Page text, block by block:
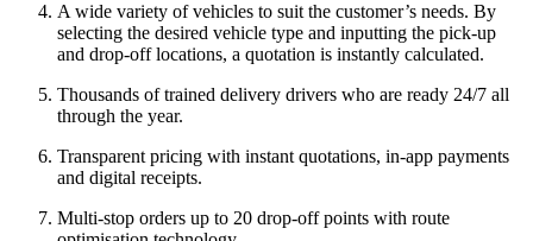
A wide variety of vehicles to suit the customer’s needs. By
selecting the desired vehicle type and inputting the pick-up
and drop-off locations, a quotation is instantly calculated.
Thousands of trained delivery drivers who are ready 24/7 all
through the year.
Transparent pricing with instant quotations, in-app payments
and digital receipts.
Multi-stop orders up to 20 drop-off points with route